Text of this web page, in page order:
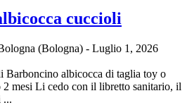
cuccioli
(Bologna) - Luglio 1, 2026
albicocca di taglia toy o
mesi Li cedo con il libretto sanitario, il
...